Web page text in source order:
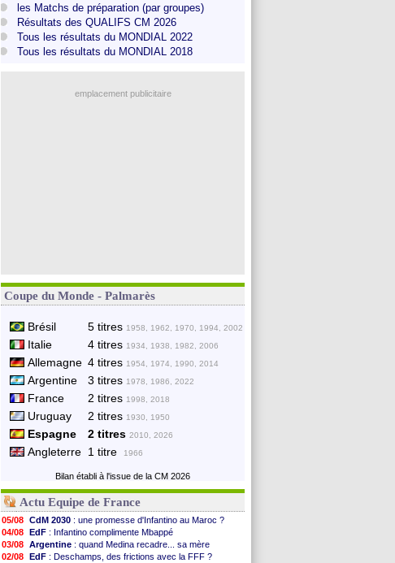
les Matchs de préparation (par groupes)
Résultats des QUALIFS CM 2026
Tous les résultats du MONDIAL 2022
Tous les résultats du MONDIAL 2018
emplacement publicitaire
Coupe du Monde - Palmarès
Brésil 5 titres 1958, 1962, 1970, 1994, 2002
Italie 4 titres 1934, 1938, 1982, 2006
Allemagne 4 titres 1954, 1974, 1990, 2014
Argentine 3 titres 1978, 1986, 2022
France 2 titres 1998, 2018
Uruguay 2 titres 1930, 1950
Espagne 2 titres2010, 2026
Angleterre 1 titre 1966
Bilan établi à l'issue de la CM 2026
Actu Equipe de France
05/08 CdM 2030 : une promesse d'Infantino au Maroc ?
04/08 EdF : Infantino complimente Mbappé
03/08 Argentine : quand Medina recadre... sa mère
02/08 EdF : Deschamps, des frictions avec la FFF ?